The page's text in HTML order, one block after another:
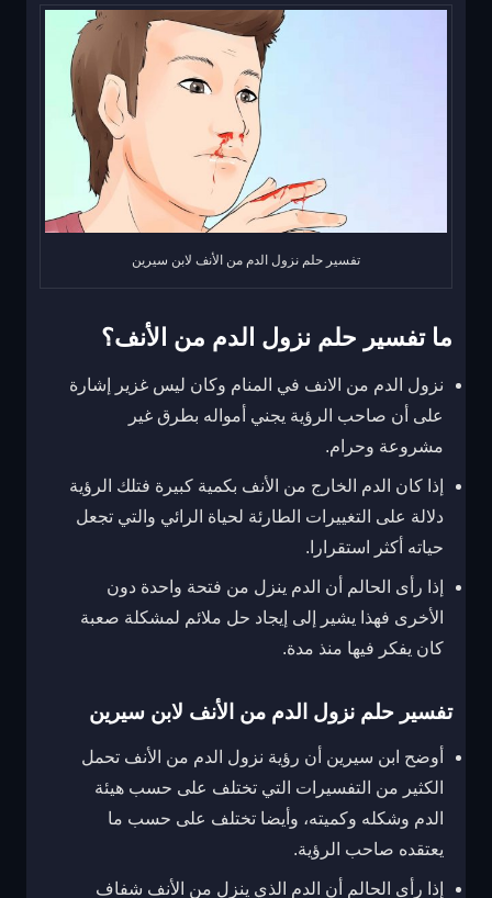
تفسير حلم نزول الدم من الأنف لابن سيرين
ما تفسير حلم نزول الدم من الأنف؟
نزول الدم من الانف في المنام وكان ليس غزير إشارة
على أن صاحب الرؤية يجني أمواله بطرق غير
مشروعة وحرام.
إذا كان الدم الخارج من الأنف بكمية كبيرة فتلك الرؤية
دلالة على التغييرات الطارئة لحياة الرائي والتي تجعل
حياته أكثر استقرارا.
إذا رأى الحالم أن الدم ينزل من فتحة واحدة دون
الأخرى فهذا يشير إلى إيجاد حل ملائم لمشكلة صعبة
كان يفكر فيها منذ مدة.
تفسير حلم نزول الدم من الأنف لابن سيرين
أوضح ابن سيرين أن رؤية نزول الدم من الأنف تحمل
الكثير من التفسيرات التي تختلف على حسب هيئة
الدم وشكله وكميته، وأيضا تختلف على حسب ما
يعتقده صاحب الرؤية.
إذا رأى الحالم أن الدم الذي ينزل من الأنف شفاف